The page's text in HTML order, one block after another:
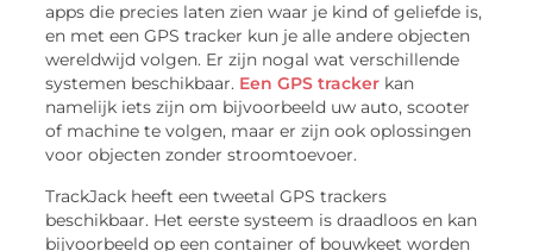
apps die precies laten zien waar je kind of geliefde is,
en met een GPS tracker kun je alle andere objecten
wereldwijd volgen. Er zijn nogal wat verschillende
systemen beschikbaar. Een GPS tracker kan
namelijk iets zijn om bijvoorbeeld uw auto, scooter
of machine te volgen, maar er zijn ook oplossingen
voor objecten zonder stroomtoevoer.
TrackJack heeft een tweetal GPS trackers
beschikbaar. Het eerste systeem is draadloos en kan
bijvoorbeeld op een container of bouwkeet worden